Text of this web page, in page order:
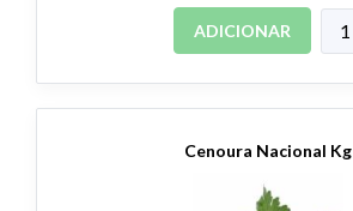
ADICIONAR
Cenoura Nacional Kg